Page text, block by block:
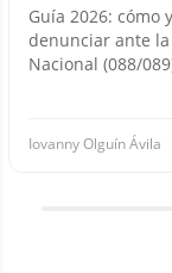
Guía 2026: cómo
denunciar ante
Nacional (088/
Iovanny Olguín Ávila